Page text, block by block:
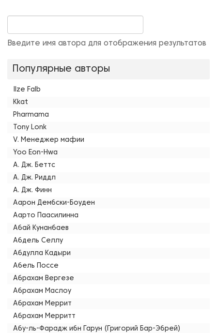
Введите имя автора для отображения результатов
Популярные авторы
Ilze Falb
Kkat
Pharmama
Tony Lonk
V. Менеджер мафии
Yoo Eon-Hwa
А. Дж. Беттс
А. Дж. Риддл
А. Дж. Финн
Аарон Дембски-Боуден
Аарто Паасилинна
Абай Кунанбаев
Абдель Селлу
Абдулла Кадыри
Абель Поссе
Абрахам Вергезе
Абрахам Маслоу
Абрахам Меррит
Абрахам Мерритт
Абу-ль-Фарадж ибн Гарун (Григорий Бар-Эбрей)